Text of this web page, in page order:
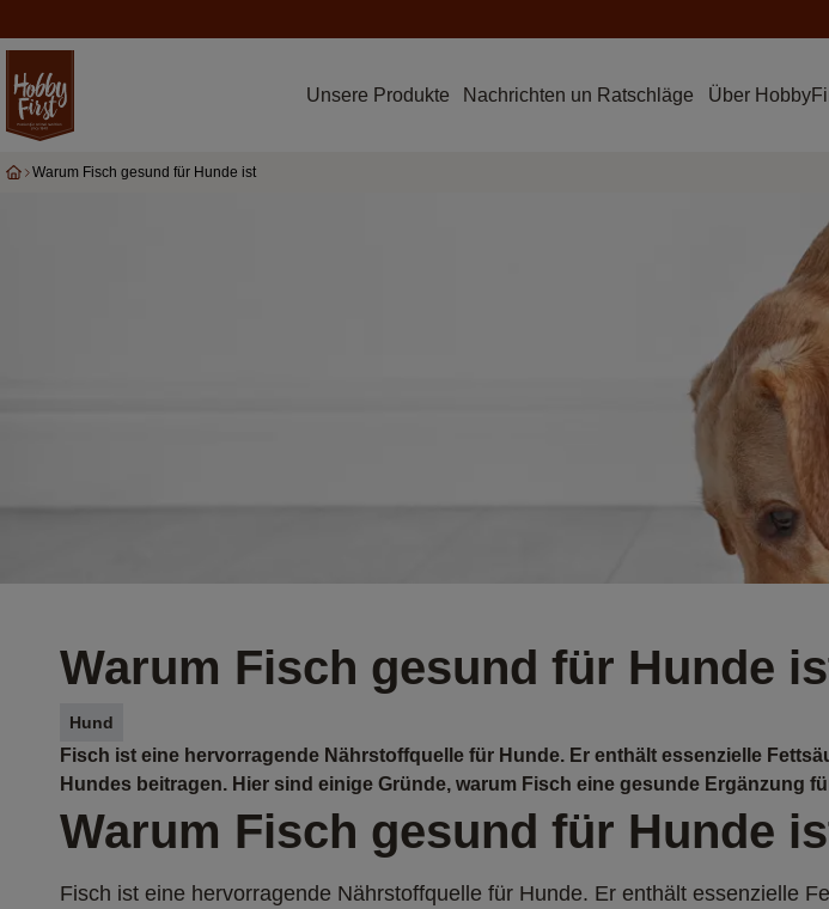
Unsere Produkte Nachrichten un Ratschläge Über
Warum Fisch gesund für Hunde ist
Warum Fisch gesund für Hunde
Hund
Fisch ist eine hervorragende Nährstoffquelle für Hunde. Er enthält essenzielle
Hundes beitragen. Hier sind einige Gründe, warum Fisch eine gesunde Ergänzung
Warum Fisch gesund für Hunde
Fisch ist eine hervorragende Nährstoffquelle für Hunde. Er enthält essenzielle